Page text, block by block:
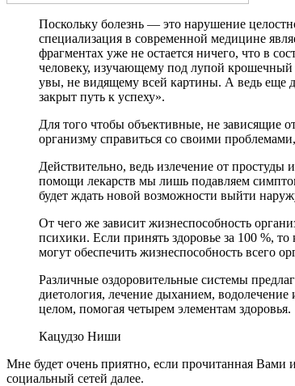
Поскольку болезнь — это нарушение
специализация в современной медицине
фрагментах уже не остается ничего, что в
человеку, изучающему под лупой
увы, не видящему всей картины. А ведь еще
закрыт путь к успеху».
Для того чтобы объективные, не зависящие
организму справиться со своими
Действительно, ведь излечение от
помощи лекарств мы лишь подавляем
будет ждать новой возможности выйти
От чего же зависит жизнеспособность
психики. Если принять здоровье за 100 %,
могут обеспечить жизнеспособность всего
Различные оздоровительные системы
диетология, лечение дыханием,
целом, помогая четырем элементам здоровья.
Кацудзо Ниши
Мне будет очень приятно, если прочитанная Вами
социальный сетей далее.